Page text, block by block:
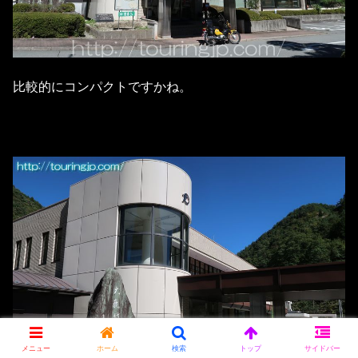
比較的にコンパクトですかね。
メニュー ホーム 検索 トップ サイドバー